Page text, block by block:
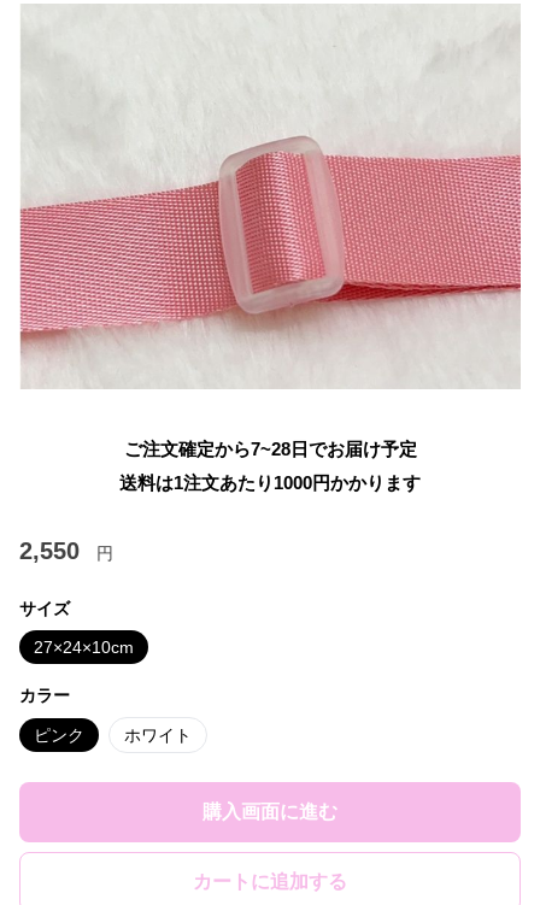
ご注文確定から7~28日でお届け予定
送料は1注文あたり 1000円かかります
2,550 円
サイズ
27×24×10cm
カラー
ピンク ホワイト
購入画面に進む
カートに追加する